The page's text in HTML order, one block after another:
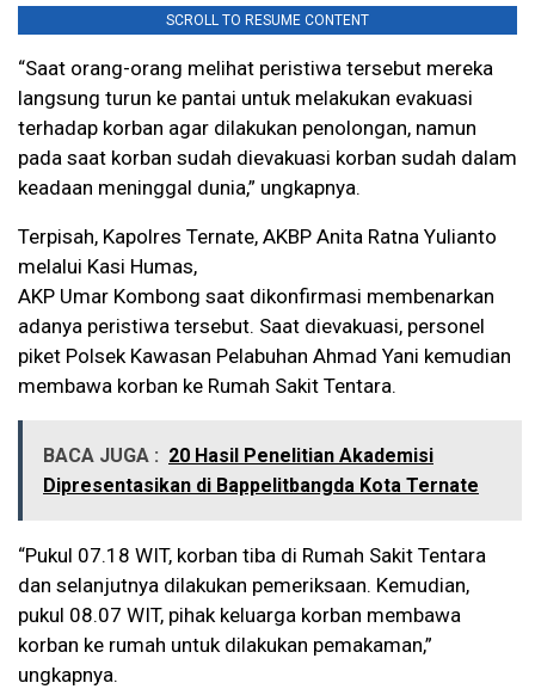
SCROLL TO RESUME CONTENT
“Saat orang-orang melihat peristiwa tersebut mereka
langsung turun ke pantai untuk melakukan evakuasi
terhadap korban agar dilakukan penolongan, namun
pada saat korban sudah dievakuasi korban sudah dalam
keadaan meninggal dunia,” ungkapnya.
Terpisah, Kapolres Ternate, AKBP Anita Ratna Yulianto
melalui Kasi Humas,
AKP Umar Kombong saat dikonfirmasi membenarkan
adanya peristiwa tersebut. Saat dievakuasi, personel
piket Polsek Kawasan Pelabuhan Ahmad Yani kemudian
membawa korban ke Rumah Sakit Tentara.
BACA JUGA : 20 Hasil Penelitian Akademisi
Dipresentasikan di Bappelitbangda Kota Ternate
“Pukul 07.18 WIT, korban tiba di Rumah Sakit Tentara
dan selanjutnya dilakukan pemeriksaan. Kemudian,
pukul 08.07 WIT, pihak keluarga korban membawa
korban ke rumah untuk dilakukan pemakaman,”
ungkapnya.